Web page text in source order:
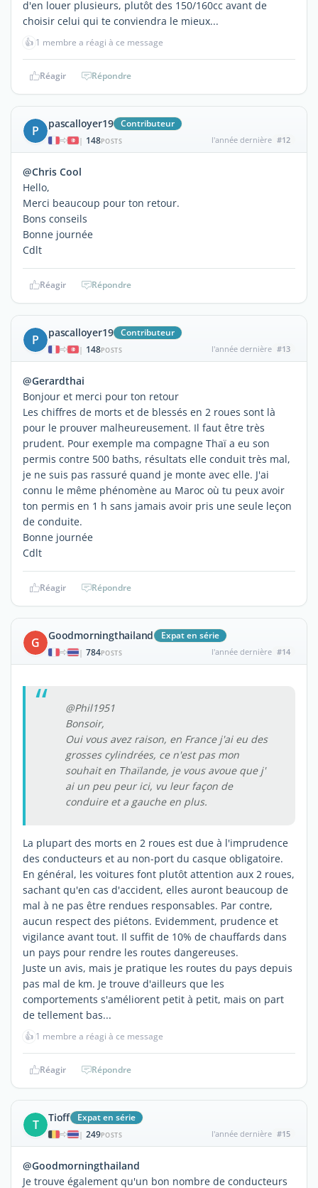
d'en louer plusieurs, plutôt des 150/160cc avant de
choisir celui qui te conviendra le mieux...
👍 1 membre a réagi à ce message
Réagir Répondre
P pascalloyer19 Contributeur
| 148POSTS l'année dernière #12
@Chris Cool
Hello,
Merci beaucoup pour ton retour.
Bons conseils
Bonne journée
Cdlt
Réagir Répondre
P pascalloyer19 Contributeur
| 148POSTS l'année dernière #13
@Gerardthai
Bonjour et merci pour ton retour
Les chiffres de morts et de blessés en 2 roues sont là
pour le prouver malheureusement. Il faut être très
prudent. Pour exemple ma compagne Thaï a eu son
permis contre 500 baths, résultats elle conduit très mal,
je ne suis pas rassuré quand je monte avec elle. J'ai
connu le même phénomène au Maroc où tu peux avoir
ton permis en 1 h sans jamais avoir pris une seule leçon
de conduite.
Bonne journée
Cdlt
Réagir Répondre
G Goodmorningthailand Expat en série
| 784POSTS l'année dernière #14
@Phil1951
Bonsoir,
Oui vous avez raison, en France j'ai eu des
grosses cylindrées, ce n'est pas mon
souhait en Thaïlande, je vous avoue que j'
ai un peu peur ici, vu leur façon de
conduire et a gauche en plus.
La plupart des morts en 2 roues est due à l'imprudence
des conducteurs et au non-port du casque obligatoire.
En général, les voitures font plutôt attention aux 2 roues,
sachant qu'en cas d'accident, elles auront beaucoup de
mal à ne pas être rendues responsables. Par contre,
aucun respect des piétons. Evidemment, prudence et
vigilance avant tout. Il suffit de 10% de chauffards dans
un pays pour rendre les routes dangereuses.
Juste un avis, mais je pratique les routes du pays depuis
pas mal de km. Je trouve d'ailleurs que les
comportements s'améliorent petit à petit, mais on part
de tellement bas...
👍 1 membre a réagi à ce message
Réagir Répondre
T Tioff Expat en série
| 249POSTS l'année dernière #15
@Goodmorningthailand
Je trouve également qu'un bon nombre de conducteurs